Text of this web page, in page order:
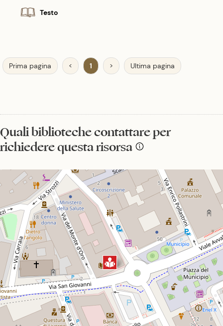
Testo
Prima pagina < 1 > Ultima pagina
Quali biblioteche contattare per
richiedere questa risorsa